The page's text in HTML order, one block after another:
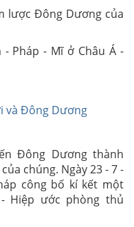
lược Đông Dương của
Pháp - Mĩ ở Châu Á -
và Đông Dương
Đông Dương thành
chúng. Ngày 23 - 7 -
công bố kí kết một
Hiệp ước phòng thủ